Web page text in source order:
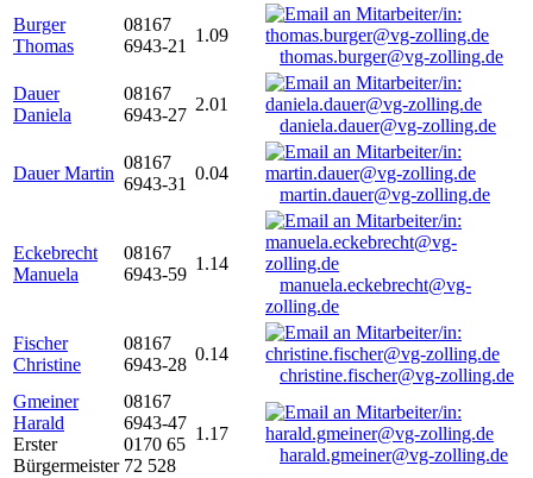
Burger
Thomas
08167
6943-21
1.09
thomas.burger@vg-zolling.de
Dauer
Daniela
08167
6943-27
2.01
daniela.dauer@vg-zolling.de
Dauer Martin
08167
6943-31
0.04
martin.dauer@vg-zolling.de
Eckebrecht
Manuela
08167
6943-59
1.14
manuela.eckebrecht@vg-
zolling.de
Fischer
Christine
08167
6943-28
0.14
christine.fischer@vg-zolling.de
Gmeiner
Harald
Erster
Bürgermeister
08167
6943-47
0170 65
72 528
1.17
harald.gmeiner@vg-zolling.de